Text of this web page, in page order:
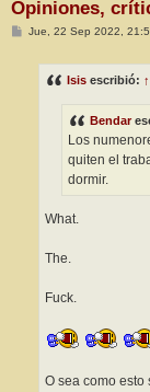
Opiniones,
M
Jue, 22 Sep 2022,
Isis escribió: ↑
Bendar
Los
quiten el
dormir.
What.
The.
Fuck.
O sea como